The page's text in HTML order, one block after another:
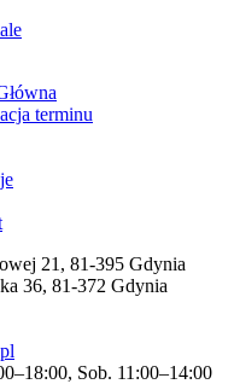
terminu
21, 81-395 Gdynia
36, 81-372 Gdynia
Sob. 11:00–14:00